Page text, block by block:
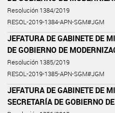
Resolución 1384/2019
RESOL-2019-1384-APN-SGM#JGM
JEFATURA DE GABINETE DE
DE GOBIERNO DE
Resolución 1385/2019
RESOL-2019-1385-APN-SGM#JGM
JEFATURA DE GABINETE DE
SECRETARÍA DE GOBIERNO